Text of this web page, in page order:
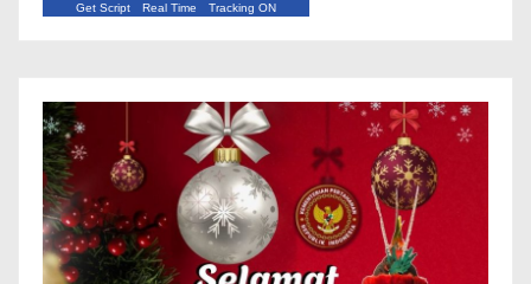
Get Script Real Time Tracking ON